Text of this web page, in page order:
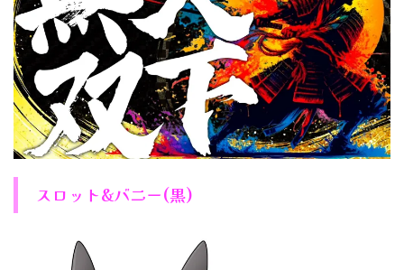
スロット&バニー(黒)